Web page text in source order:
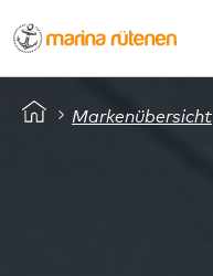
Startseite
Logo-marina-ruetenen
Herzog.ch
Markenübersicht